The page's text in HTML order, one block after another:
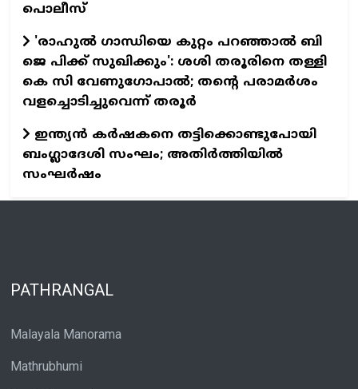
പൊലീസ്
'രാഹുല്‍ ഗാന്ധിയെ കുറ്റം പറഞ്ഞാല്‍ ബി
ജെ പിക്ക് സുഖിക്കും': ശശി തരൂരിനെ തള്ളി
കെ സി വേണുഗോപാല്‍; തന്റെ പരാമര്‍ശം
വളച്ചൊടിച്ചുവെന്ന് തരൂർ
ഇന്ത്യൻ കർഷകനെ തട്ടിക്കൊണ്ടുപോയി
ബംഗ്ലാദേശി സംഘം; അതിർത്തിയിൽ
സംഘർഷം
PATHRANGAL
Malayala Manorama
Mathrubhumi